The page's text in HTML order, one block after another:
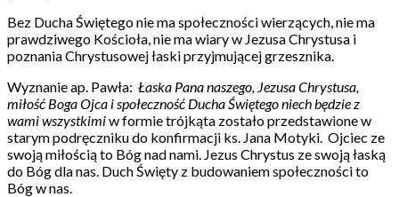
Bez Ducha Świętego nie ma społeczności wierzących, nie ma
prawdziwego Kościoła, nie ma wiary w Jezusa Chrystusa i
poznania Chrystusowej łaski przyjmującej grzesznika.
Wyznanie ap. Pawła: Łaska Pana naszego, Jezusa Chrystusa,
miłość Boga Ojca i społeczność Ducha Świętego niech będzie z
wami wszystkimiw formie trójkąta zostało przedstawione w
starym podręczniku do konfirmacji ks. Jana Motyki. Ojciec ze
swoją miłością to Bóg nad nami. Jezus Chrystus ze swoją łaską
do Bóg dla nas. Duch Święty z budowaniem społeczności to
Bóg w nas.